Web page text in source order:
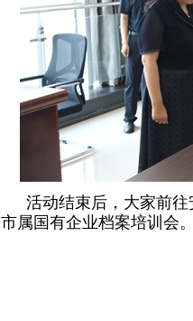
活动结束后，大家前往
市属国有企业档案培训会